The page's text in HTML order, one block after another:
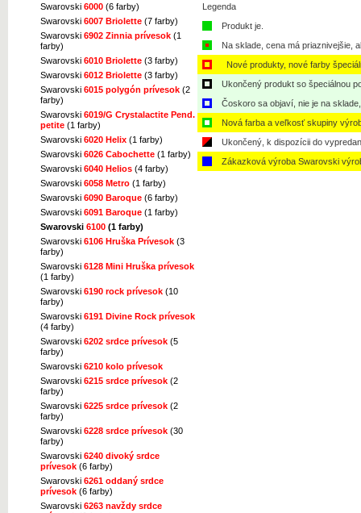
Swarovski 6000 (6 farby)
Swarovski 6007 Briolette (7 farby)
Swarovski 6902 Zinnia prívesok (1
farby)
Swarovski 6010 Briolette (3 farby)
Swarovski 6012 Briolette (3 farby)
Swarovski 6015 polygón prívesok (2
farby)
Swarovski 6019/G Crystalactite Pend.
petite (1 farby)
Swarovski 6020 Helix (1 farby)
Swarovski 6026 Cabochette (1 farby)
Swarovski 6040 Helios (4 farby)
Swarovski 6058 Metro (1 farby)
Swarovski 6090 Baroque (6 farby)
Swarovski 6091 Baroque (1 farby)
Swarovski 6100 (1 farby)
Swarovski 6106 Hruška Prívesok (3
farby)
Swarovski 6128 Mini Hruška prívesok
(1 farby)
Swarovski 6190 rock prívesok (10
farby)
Swarovski 6191 Divine Rock prívesok
(4 farby)
Swarovski 6202 srdce prívesok (5
farby)
Swarovski 6210 kolo prívesok
Swarovski 6215 srdce prívesok (2
farby)
Swarovski 6225 srdce prívesok (2
farby)
Swarovski 6228 srdce prívesok (30
farby)
Swarovski 6240 divoký srdce
prívesok (6 farby)
Swarovski 6261 oddaný srdce
prívesok (6 farby)
Swarovski 6263 navždy srdce
Legenda
Produkt je.
Na sklade, cena má priaznivejšie,
Nové produkty, nové farby
Ukončený produkt so špeciálnou
Čoskoro sa objaví, nie je na
Nová farba a veľkosť skupiny
Ukončený, k dispozícii do
Zákazková výroba Swarovski